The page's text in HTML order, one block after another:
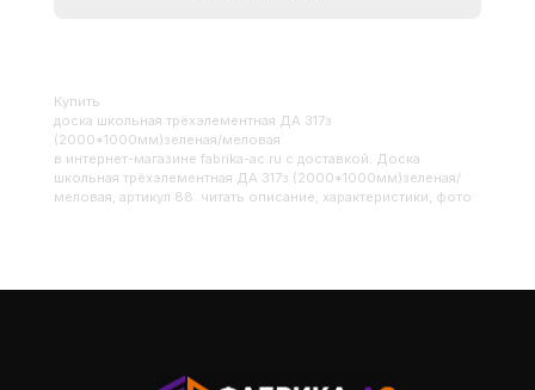
Купить
Доска школьная трёхэлементная ДА 317з
(2000*1000мм)зеленая/меловая
в интернет-магазине fabrika-ac.ru с доставкой. Доска
школьная трёхэлементная ДА 317з (2000*1000мм)зеленая/
меловая, артикул 88: читать описание, характеристики, фото